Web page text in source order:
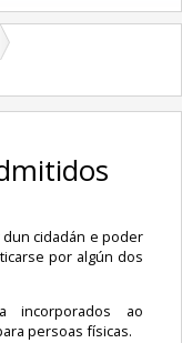
cidadán e poder
por algún dos
incorporados ao
persoas físicas.